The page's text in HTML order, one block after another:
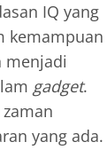
IQ yang
kemampuan
menjadi
gadget.
yang ada.